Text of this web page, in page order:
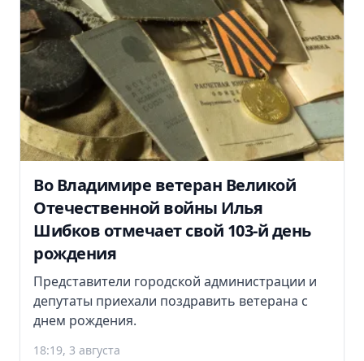
Во Владимире ветеран Великой
Отечественной войны Илья
Шибков отмечает свой 103-й день
рождения
Представители городской администрации и
депутаты приехали поздравить ветерана с
днем рождения.
18:19, 3 августа